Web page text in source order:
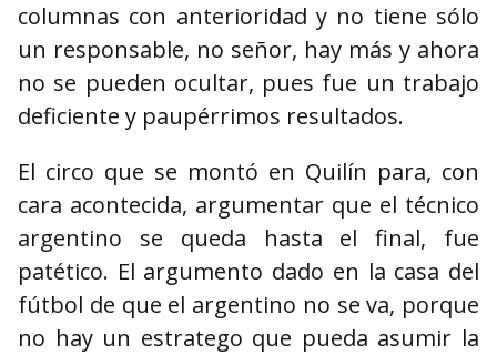
columnas con anterioridad y no tiene sólo
un responsable, no señor, hay más y ahora
no se pueden ocultar, pues fue un trabajo
deficiente y paupérrimos resultados.
El circo que se montó en Quilín para, con
cara acontecida, argumentar que el técnico
argentino se queda hasta el final, fue
patético. El argumento dado en la casa del
fútbol de que el argentino no se va, porque
no hay un estratego que pueda asumir la